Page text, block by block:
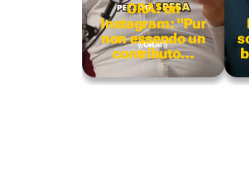
ORA! on
Instagram: "Pur
non essendo un
contributo...